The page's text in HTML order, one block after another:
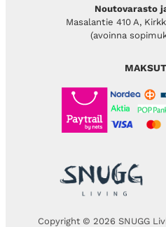
Noutovarasto
Masalantie 410 A,
(avoinna
Copyright © 2026 SNUGG